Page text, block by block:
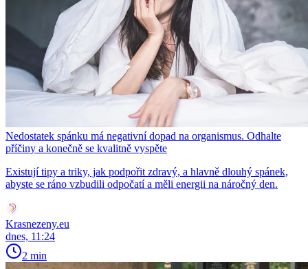
Nedostatek spánku má negativní dopad na organismus. Odhalte
příčiny a konečně se kvalitně vyspěte
Existují tipy a triky, jak podpořit zdravý, a hlavně dlouhý spánek,
abyste se ráno vzbudili odpočatí a měli energii na náročný den.
Krasnezeny.eu
dnes, 11:24
2 min